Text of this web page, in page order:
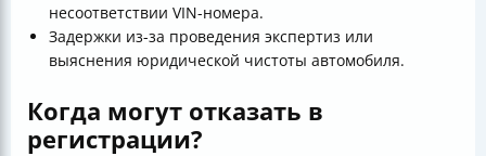
несоответствии VIN-номера.
Задержки из-за проведения экспертиз или
выяснения юридической чистоты автомобиля.
Когда могут отказать в
регистрации?